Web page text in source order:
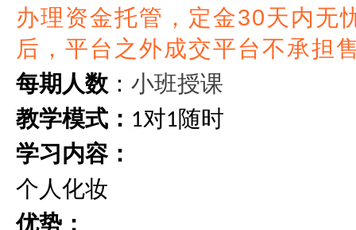
办理资金托管，定金30天内无
后，平台之外成交平台不承担
每期人数 ： 小班授课
教学模式： 1对1随时
学习内容：
个人化妆
优势：